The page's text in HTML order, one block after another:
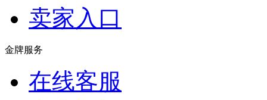
卖家入口
金牌服务
在线客服